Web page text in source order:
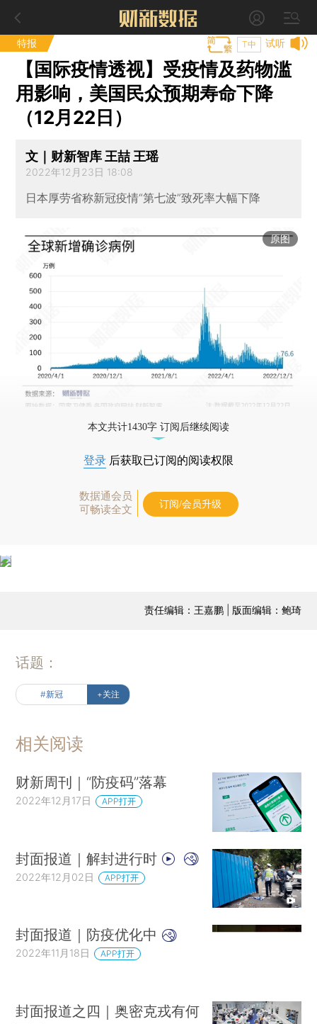
特报 试听
T中
【国际疫情透视】受疫情及药物滥
用影响，美国民众预期寿命下降
（12月22日）
文｜财新智库 王喆 王瑶
2022年12月23日 18:08
日本厚劳省称新冠疫情“第七波”致死率大幅下降
原图
本文共计1430字 订阅后继续阅读
登录 后获取已订阅的阅读权限
数据通会员
可畅读全文
订阅/会员升级
责任编辑：王嘉鹏 | 版面编辑：鲍琦
话题：
#新冠 +关注
相关阅读
财新周刊｜“防疫码”落幕
2022年12月17日 APP打开
封面报道｜解封进行时
2022年12月02日 APP打开
封面报道｜防疫优化中
2022年11月18日 APP打开
封面报道之四｜奥密克戎有何